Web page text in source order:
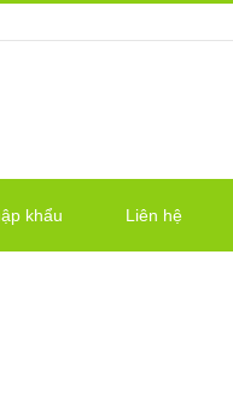
khẩu Liên hệ